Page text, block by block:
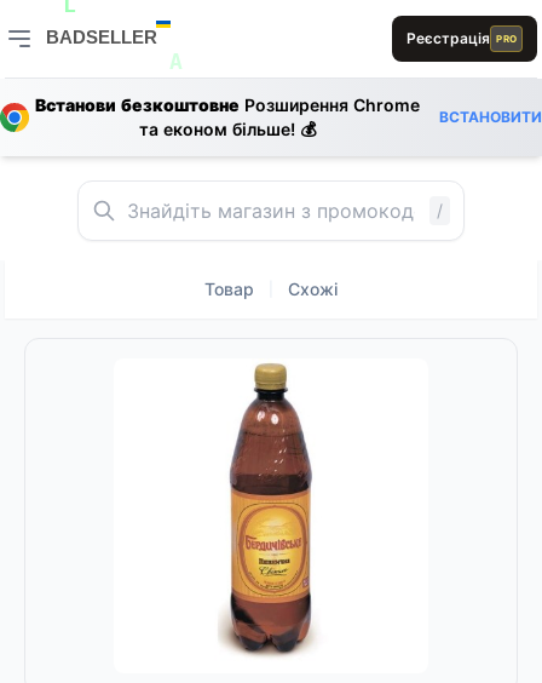
A
L
D
R
L
B
B
A
BADSELLER
BADSELLER — порівняння цін і знижки
Реєстрація PRO
Встанови безкоштовне Розширення Chrome
та економ більше! 💰
ВСТАНОВИТИ
/
Товар Схожі